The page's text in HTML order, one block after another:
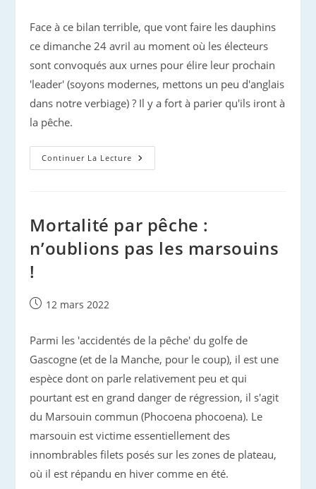
Face à ce bilan terrible, que vont faire les dauphins
ce dimanche 24 avril au moment où les électeurs
sont convoqués aux urnes pour élire leur prochain
'leader' (soyons modernes, mettons un peu d'anglais
dans notre verbiage) ? Il y a fort à parier qu'ils iront à
la pêche.
Continuer La Lecture Elections
Présidentielles
Dauphins
Mortalité par pêche :
n’oublions pas les marsouins
!
Publication
12 mars 2022
Parmi les 'accidentés de la pêche' du golfe de
Gascogne (et de la Manche, pour le coup), il est une
espèce dont on parle relativement peu et qui
pourtant est en grand danger de régression, il s'agit
du Marsouin commun (Phocoena phocoena). Le
marsouin est victime essentiellement des
innombrables filets posés sur les zones de plateau,
où il est répandu en hiver comme en été.